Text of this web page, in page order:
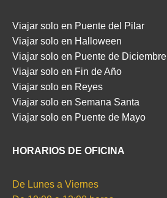
Viajar solo en Puente del Pilar
Viajar solo en Halloween
Viajar solo en Puente de Diciembre
Viajar solo en Fin de Año
Viajar solo en Reyes
Viajar solo en Semana Santa
Viajar solo en Puente de Mayo
HORARIOS DE OFICINA
De Lunes a Viernes